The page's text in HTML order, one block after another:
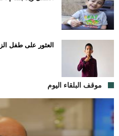
العثور على طفل
موقف البلقاء اليوم